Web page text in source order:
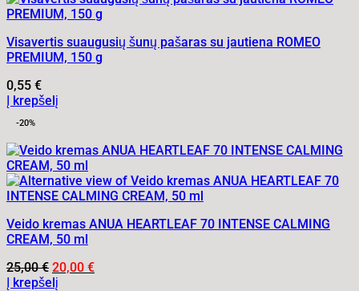
Visavertis suaugusių šunų pašaras su jautiena ROMEO
PREMIUM, 150 g
0,55 €
Į krepšelį
-20%
Veido kremas ANUA HEARTLEAF 70 INTENSE CALMING
CREAM, 50 ml
25,00€ Original
price
20,00 €Current
Į krepšelį